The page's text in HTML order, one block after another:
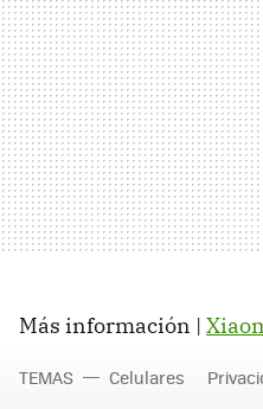
Más información |
TEMAS Celulares